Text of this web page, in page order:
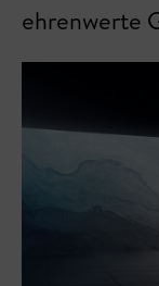
ehrenwerte